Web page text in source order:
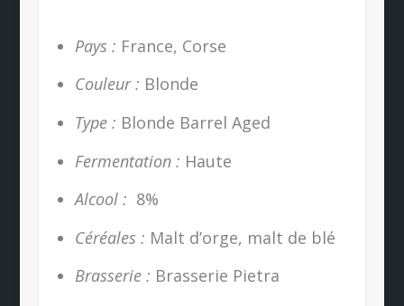
Pays : France, Corse
Couleur : Blonde
Type : Blonde Barrel Aged
Fermentation : Haute
Alcool : 8%
Céréales : Malt d’orge, malt de blé
Brasserie : Brasserie Pietra